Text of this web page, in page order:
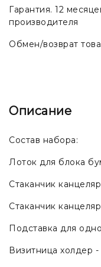
Гарантия. 12
производителя
Обмен/возврат
Описание
Состав набора:
Лоток для блока
Стаканчик
Стаканчик
Подставка для
Визитница холдер -